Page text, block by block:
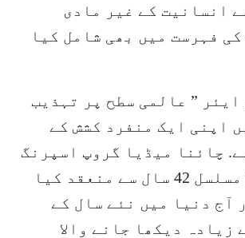
انسانیت کے غیر مادی
فہرست میں بھی شامل کیا
ایئر ” عالمی سطح پر تہذیب
اپنی ایک منفرد کشش کے
چائنا میڈیا گروپ اسپرنگ
فیسٹیول گالا مسلسل 42 سال سے منعقد کیا
آج دنیا میں نئے سال کے
زیادہ دیکھا جانے والا